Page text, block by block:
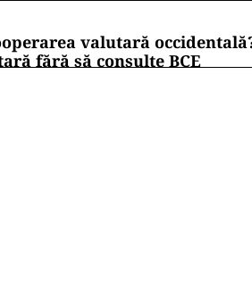
valutară
fără să consulte BCE